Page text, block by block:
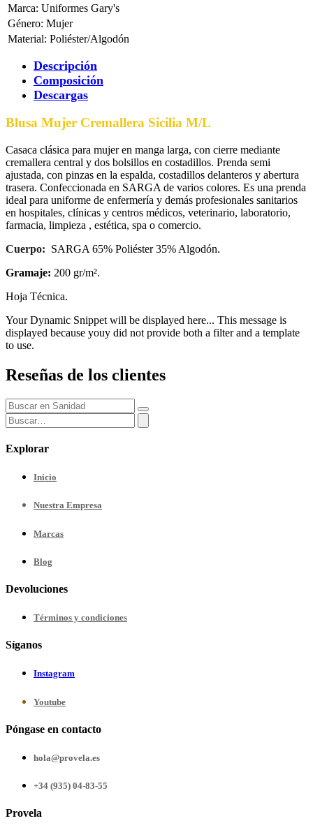
Marca: Uniformes Gary's
Género: Mujer
Material: Poliéster/Algodón
Descripción
Composición
Descargas
Blusa Mujer Cremallera Sicilia M/L
Casaca clásica para mujer en manga larga, con cierre mediante
cremallera central y dos bolsillos en costadillos. Prenda semi
ajustada, con pinzas en la espalda, costadillos delanteros y abertura
trasera. Confeccionada en SARGA de varios colores. Es una prenda
ideal para uniforme de enfermería y demás profesionales sanitarios
en hospitales, clínicas y centros médicos, veterinario, laboratorio,
farmacia, limpieza , estética, spa o comercio.
Cuerpo: SARGA 65% Poliéster 35% Algodón.
Gramaje: 200 gr/m².
Hoja Técnica.
Your Dynamic Snippet will be displayed here... This message is
displayed because youy did not provide both a filter and a template
to use.
Reseñas de los clientes
Explorar
Inicio
Nuestra Empresa
Marcas
Blog
Devoluciones
Términos y condiciones
Síganos
Instagram
Youtube
Póngase en contacto
hola@provela.es
+34 (935) 04-83-55
Provela